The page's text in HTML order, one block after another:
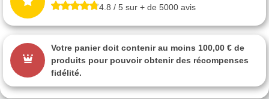
4.8 / 5 sur + de 5000 avis
Votre panier doit contenir au moins 100,00 € de
produits pour pouvoir obtenir des récompenses
fidélité.